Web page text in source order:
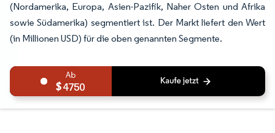
(Nordamerika, Europa, Asien-Pazifik, Naher Osten und Afrika
sowie Südamerika) segmentiert ist. Der Markt liefert den Wert
(in Millionen USD) für die oben genannten Segmente.
4750